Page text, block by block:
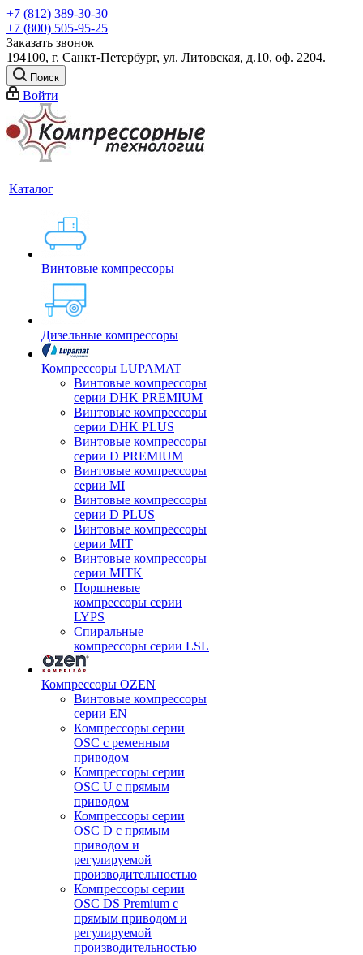
+7 (812) 389-30-30
+7 (800) 505-95-25
Заказать звонок
194100, г. Санкт-Петербург, ул. Литовская, д.10, оф. 2204.
Поиск
Войти
Каталог
Винтовые компрессоры
Дизельные компрессоры
Компрессоры LUPAMAT
Винтовые компрессоры
серии DHK PREMIUM
Винтовые компрессоры
серии DHK PLUS
Винтовые компрессоры
серии D PREMIUM
Винтовые компрессоры
серии MI
Винтовые компрессоры
серии D PLUS
Винтовые компрессоры
серии MIT
Винтовые компрессоры
серии MITK
Поршневые
компрессоры серии
LYPS
Спиральные
компрессоры серии LSL
Компрессоры OZEN
Винтовые компрессоры
серии EN
Компрессоры серии
OSC с ременным
приводом
Компрессоры серии
OSC U с прямым
приводом
Компрессоры серии
OSC D с прямым
приводом и
регулируемой
производительностью
Компрессоры серии
OSC DS Premium с
прямым приводом и
регулируемой
производительностью